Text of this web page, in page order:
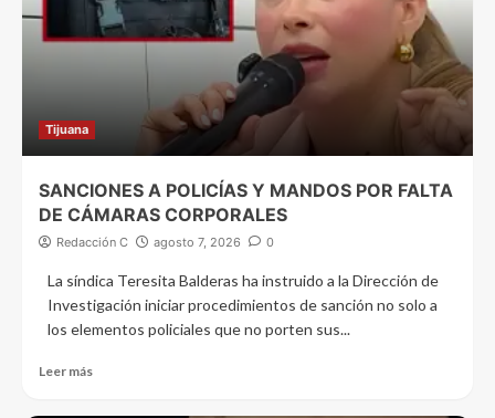
Tijuana
SANCIONES A POLICÍAS Y MANDOS POR FALTA
DE CÁMARAS CORPORALES
Redacción C agosto 7, 2026 0
La síndica Teresita Balderas ha instruido a la Dirección de
Investigación iniciar procedimientos de sanción no solo a
los elementos policiales que no porten sus...
Leer más